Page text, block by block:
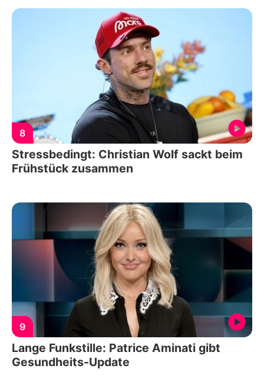
8
Stressbedingt: Christian Wolf sackt beim
Frühstück zusammen
9
Lange Funkstille: Patrice Aminati gibt
Gesundheits-Update